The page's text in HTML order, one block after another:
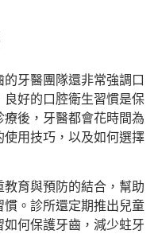
牙醫團隊還非常強調口
好的口腔衛生習慣是保
後，牙醫都會花時間為
用技巧，以及如何選擇
育與預防的結合，幫助
。診所還定期推出兒童
何保護牙齒，減少蛀牙